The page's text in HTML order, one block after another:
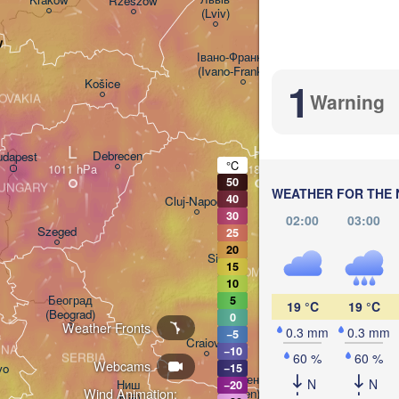
1 Warning
WEATHER FOR THE
02:00
03:00
19 °C
0.3 mm
60 %
N
19 °C
0.3 mm
60 %
N
Wind Animation:
Webcams
Weather Fronts
Београд
(Beograd)
Debrecen
Ниш
Košice
Szeged
SERBIA
(Lviv)
București
Чернівці
(Chernivtsi)
Craiova
Івано-Франківськ
(Ivano-Frankivsk)
Brașov
Galați
Плевен
(Pleven)
Sibiu
Варна
Cluj-Napoca
ROMANIA
L H
°C
50
40
30
25
20
15
10
5
0
−5
−10
−15
−20